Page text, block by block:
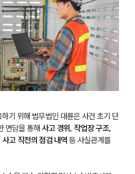
기 위해 법무법인 대륜은 사건 초기 단
면담을 통해 사고 경위, 작업장 구조,
고 직전의 점검 내역 등 사실관계를